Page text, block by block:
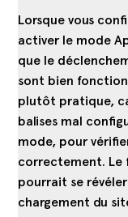
Lorsque vous
activer le mode
que le
sont bien
plutôt pratique,
balises mal
mode, pour
correctement. Le
pourrait se
chargement du